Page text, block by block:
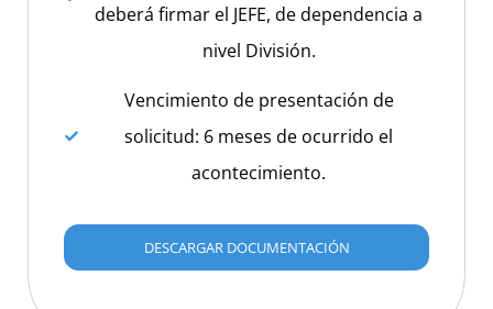
deberá firmar el JEFE, de dependencia a
nivel División.
Vencimiento de presentación de
solicitud: 6 meses de ocurrido el
acontecimiento.
DESCARGAR DOCUMENTACIÓN